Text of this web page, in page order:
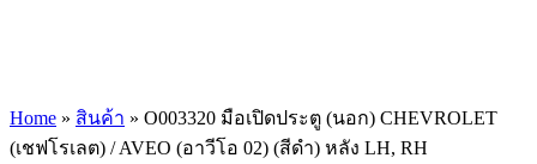
Home » สินค้า » O003320 มือเปิดประตู (นอก) CHEVROLET
(เชฟโรเลต) / AVEO (อาวีโอ 02) (สีดำ) หลัง LH, RH